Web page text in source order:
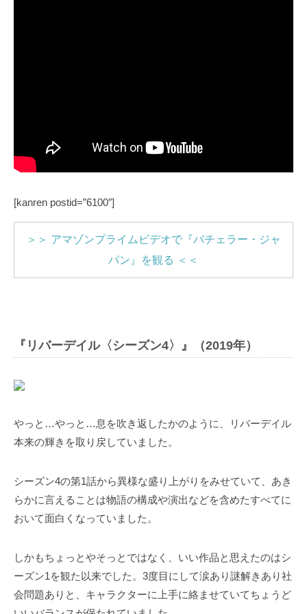
[kanren postid=”6100″]
＞＞ アマゾンプライムビデオで『バチェラー・ジャ
パン』を観る ＜＜
『リバーデイル〈シーズン4〉』（2019年）
やっと…やっと…息を吹き返したかのように、リバーデイル
本来の輝きを取り戻していました。
シーズン4の第1話から異様な盛り上がりをみせていて、あき
らかに言えることは物語の構成や演出などを含めたすべてに
おいて面白くなっていました。
しかもちょっとやそっとではなく、いい作品と思えたのはシ
ーズン1を観た以来でした。3度目にして涙あり謎解きあり社
会問題ありと、キャラクターに上手に絡ませていてちょうど